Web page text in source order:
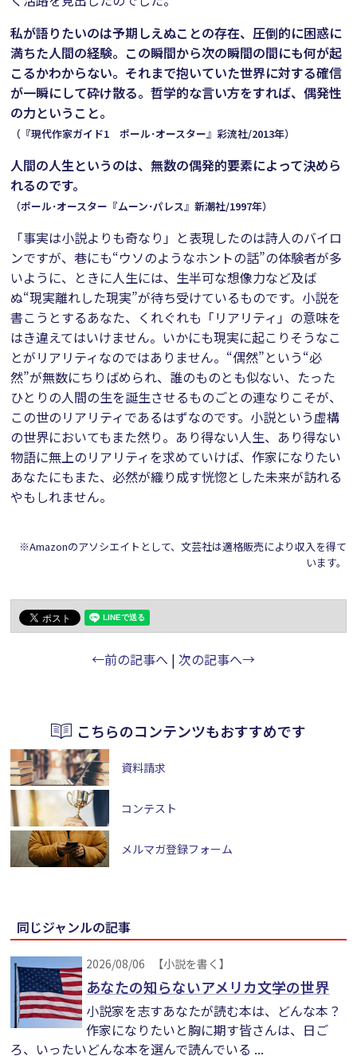
私が語りたいのは予期しえぬことの存在、圧倒的に困惑に
満ちた人間の経験。この瞬間から次の瞬間の間にも何が起
こるかわからない。それまで抱いていた世界に対する確信
が一瞬にして砕け散る。哲学的な言い方をすれば、偶発性
の力ということ。
（『現代作家ガイド1 ポール･オースター』彩流社/2013年）
人間の人生というのは、無数の偶発的要素によって決めら
れるのです。
（ポール･オースター『ムーン･パレス』新潮社/1997年）
「事実は小説よりも奇なり」と表現したのは詩人のバイロ
ンですが、巷にも“ウソのようなホントの話”の体験者が多
いように、ときに人生には、生半可な想像力など及ば
ぬ“現実離れした現実”が待ち受けているものです。小説を
書こうとするあなた、くれぐれも「リアリティ」の意味を
はき違えてはいけません。いかにも現実に起こりそうなこ
とがリアリティなのではありません。“偶然”という“必
然”が無数にちりばめられ、誰のものとも似ない、たった
ひとりの人間の生を誕生させるものごとの連なりこそが、
この世のリアリティであるはずなのです。小説という虚構
の世界においてもまた然り。あり得ない人生、あり得ない
物語に無上のリアリティを求めていけば、作家になりたい
あなたにもまた、必然が織り成す恍惚とした未来が訪れる
やもしれません。
※Amazonのアソシエイトとして、文芸社は適格販売により収入を得て
います。
←前の記事へ | 次の記事へ→
こちらのコンテンツもおすすめです
資料請求
コンテスト
メルマガ登録フォーム
同じジャンルの記事
2026/08/06 【小説を書く】
あなたの知らないアメリカ文学の世界
小説家を志すあなたが読む本は、どんな本？
作家になりたいと胸に期す皆さんは、日ご
ろ、いったいどんな本を選んで読んでいる ...